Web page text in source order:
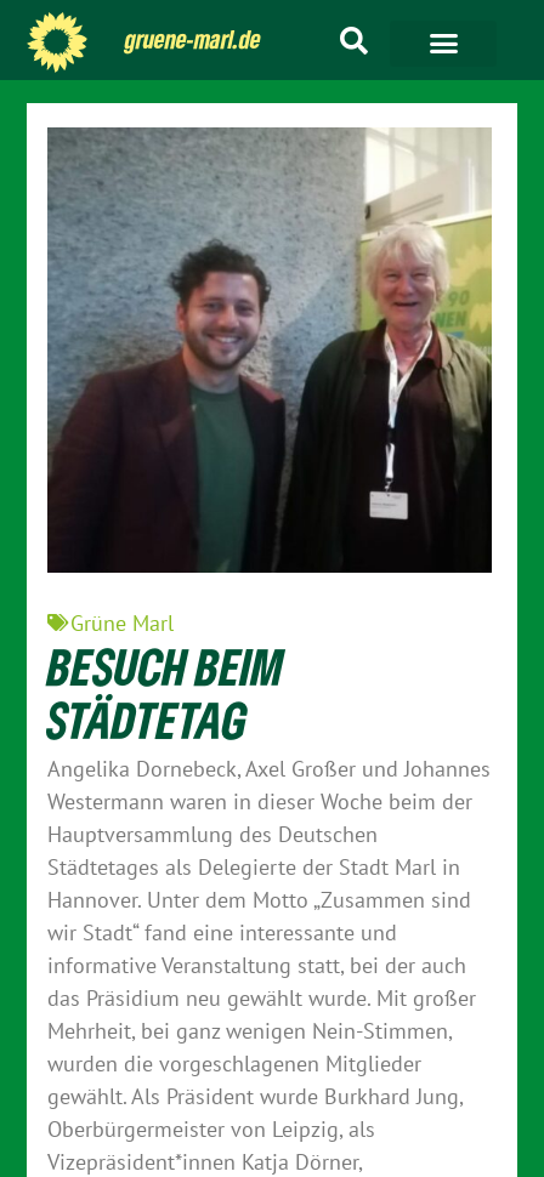
gruene-marl.de
Grüne Marl
BESUCH BEIM
STÄDTETAG
Angelika Dornebeck, Axel Großer und Johannes
Westermann waren in dieser Woche beim der
Hauptversammlung des Deutschen
Städtetages als Delegierte der Stadt Marl in
Hannover. Unter dem Motto „Zusammen sind
wir Stadt“ fand eine interessante und
informative Veranstaltung statt, bei der auch
das Präsidium neu gewählt wurde. Mit großer
Mehrheit, bei ganz wenigen Nein-Stimmen,
wurden die vorgeschlagenen Mitglieder
gewählt. Als Präsident wurde Burkhard Jung,
Oberbürgermeister von Leipzig, als
Vizepräsident*innen Katja Dörner,